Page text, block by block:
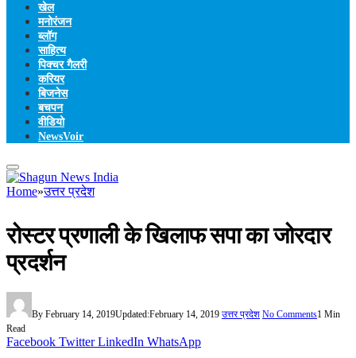
खेल
मनोरंजन
ब्लॉग
साहित्य
पिक्चर गैलरी
करियर
बिजनेस
बचपन
वीडियो
NewsVoir
Home»उत्तर प्रदेश
रोस्टर प्रणाली के खिलाफ सपा का जोरदार
प्रदर्शन
By February 14, 2019Updated:February 14, 2019 उत्तर प्रदेश No Comments1 Min
Read
Facebook Twitter LinkedIn WhatsApp